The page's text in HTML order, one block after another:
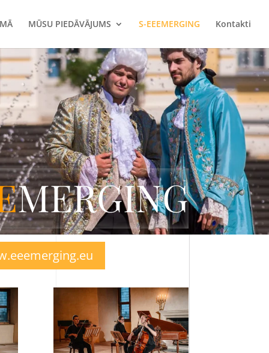
MŪSU PIEDĀVĀJUMS S-EEEMERGING Kontakti
MERGING